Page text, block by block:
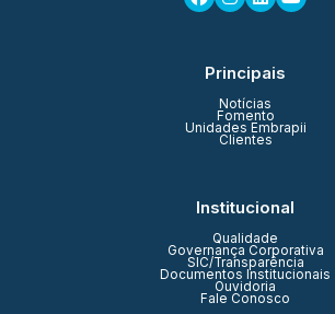
Principais
Notícias
Fomento
Unidades Embrapii
Clientes
Institucional
Qualidade
Governança Corporativa
SIC/Transparência
Documentos Institucionais
Ouvidoria
Fale Conosco